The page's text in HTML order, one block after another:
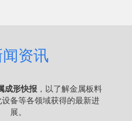
闻资讯
成形快报，以了解金属板料
备等各领域获得的最新进
展。